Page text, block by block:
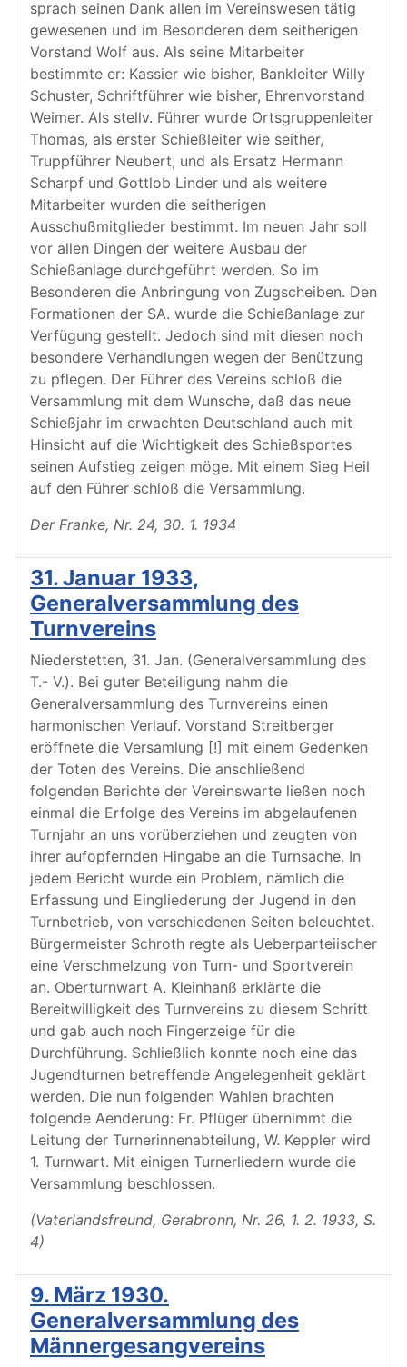
sprach seinen Dank allen im Vereinswesen tätig
gewesenen und im Besonderen dem seitherigen
Vorstand Wolf aus. Als seine Mitarbeiter
bestimmte er: Kassier wie bisher, Bankleiter Willy
Schuster, Schriftführer wie bisher, Ehrenvorstand
Weimer. Als stellv. Führer wurde Ortsgruppenleiter
Thomas, als erster Schießleiter wie seither,
Truppführer Neubert, und als Ersatz Hermann
Scharpf und Gottlob Linder und als weitere
Mitarbeiter wurden die seitherigen
Ausschußmitglieder bestimmt. Im neuen Jahr soll
vor allen Dingen der weitere Ausbau der
Schießanlage durchgeführt werden. So im
Besonderen die Anbringung von Zugscheiben. Den
Formationen der SA. wurde die Schießanlage zur
Verfügung gestellt. Jedoch sind mit diesen noch
besondere Verhandlungen wegen der Benützung
zu pflegen. Der Führer des Vereins schloß die
Versammlung mit dem Wunsche, daß das neue
Schießjahr im erwachten Deutschland auch mit
Hinsicht auf die Wichtigkeit des Schießsportes
seinen Aufstieg zeigen möge. Mit einem Sieg Heil
auf den Führer schloß die Versammlung.
Der Franke, Nr. 24, 30. 1. 1934
31. Januar 1933,
Generalversammlung des
Turnvereins
Niederstetten, 31. Jan. (Generalversammlung des
T.- V.). Bei guter Beteiligung nahm die
Generalversammlung des Turnvereins einen
harmonischen Verlauf. Vorstand Streitberger
eröffnete die Versamlung [!] mit einem Gedenken
der Toten des Vereins. Die anschließend
folgenden Berichte der Vereinswarte ließen noch
einmal die Erfolge des Vereins im abgelaufenen
Turnjahr an uns vorüberziehen und zeugten von
ihrer aufopfernden Hingabe an die Turnsache. In
jedem Bericht wurde ein Problem, nämlich die
Erfassung und Eingliederung der Jugend in den
Turnbetrieb, von verschiedenen Seiten beleuchtet.
Bürgermeister Schroth regte als Ueberparteiischer
eine Verschmelzung von Turn- und Sportverein
an. Oberturnwart A. Kleinhanß erklärte die
Bereitwilligkeit des Turnvereins zu diesem Schritt
und gab auch noch Fingerzeige für die
Durchführung. Schließlich konnte noch eine das
Jugendturnen betreffende Angelegenheit geklärt
werden. Die nun folgenden Wahlen brachten
folgende Aenderung: Fr. Pflüger übernimmt die
Leitung der Turnerinnenabteilung, W. Keppler wird
1. Turnwart. Mit einigen Turnerliedern wurde die
Versammlung beschlossen.
(Vaterlandsfreund, Gerabronn, Nr. 26, 1. 2. 1933, S.
4)
9. März 1930.
Generalversammlung des
Männergesangvereins